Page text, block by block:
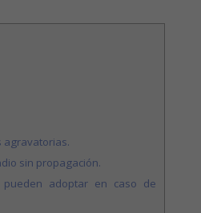
agravatorias.
sin propagación.
pueden adoptar en caso de